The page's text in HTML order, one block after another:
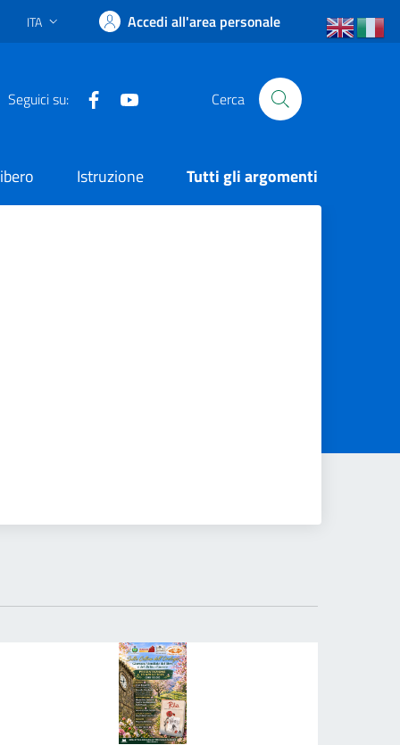
Lingua attiva:
ITA Accedi all'area personale
Seguici su: Facebook Cerca
Istruzione Tutti gli argomenti